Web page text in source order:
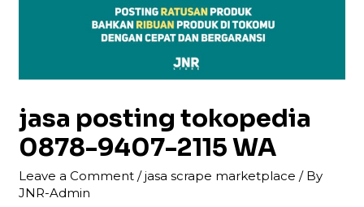
jasa posting tokopedia
0878-9407-2115 WA
Leave a Comment /jasa scrape marketplace / By
JNR-Admin